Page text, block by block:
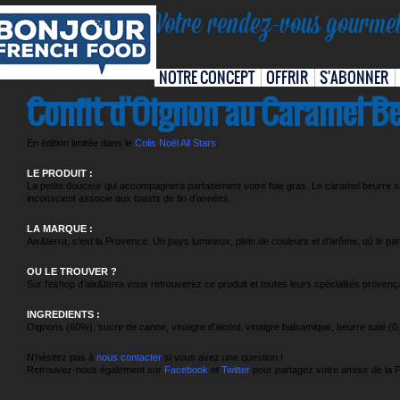
Votre rendez-vous
NOTRE CONCEPT OFFRIR S'ABONNER
Confit d'Oignon au Caramel
En édition limitée dans le Colis Noël All Stars
LE PRODUIT :
La petite douceur qui accompagnera parfaitement votre foie gras. Le caramel beurre
inconscient associe aux toasts de fin d’années.
LA MARQUE :
Aix&terra, c’est la Provence. Un pays lumineux, plein de couleurs et d’arôme, où le
OU LE TROUVER ?
Sur l' eshop d’aix&terra vous retrouverez ce produit et toutes leurs spécialités
INGREDIENTS :
Oignons (60%), sucre de canne, vinaigre d’alcool, vinaigre balsamique, beurre salé
N'hésitez pas à nous contacter si vous avez une question !
Retrouvez-nous également sur Facebook et Twitter pour partagez votre amour de la